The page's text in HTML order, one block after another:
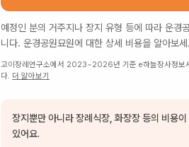
예정인 분의 거주지나 장지 유형 등에 따라 운경
니다. 운경공원묘원에 대한 상세 비용을 알아보
고이장례연구소에서 2023~2026년 기준 e하늘장사정보
다. 더 알아보기
장지뿐만 아니라 장례식장, 화장장 등의 비용
있어요.